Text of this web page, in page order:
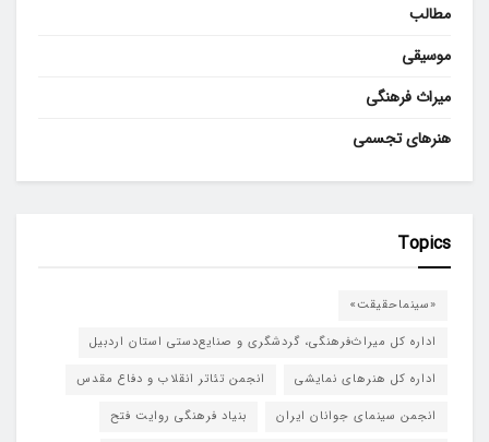
مطالب
موسیقی
میراث فرهنگی
هنرهای تجسمی
Topics
«سینماحقیقت»
اداره کل میراث‌فرهنگی، گردشگری و صنایع‌دستی استان اردبیل
اداره کل هنرهای نمایشی
انجمن تئاتر انقلاب و دفاع مقدس
انجمن سینمای جوانان ایران
بنیاد فرهنگی روایت فتح